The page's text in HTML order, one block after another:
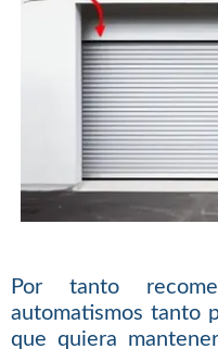
Por tanto
automatismos tanto
que quiera